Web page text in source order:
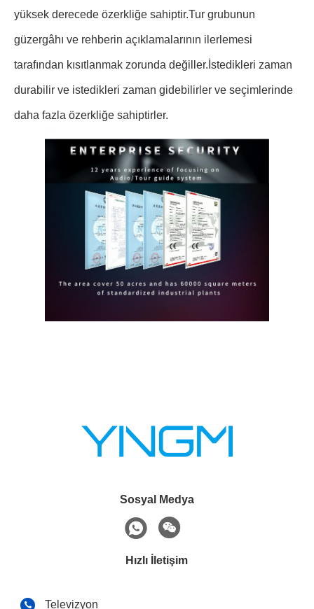
yüksek derecede özerkliğe sahiptir.Tur grubunun
güzergâhı ve rehberin açıklamalarının ilerlemesi
tarafından kısıtlanmak zorunda değiller.İstedikleri zaman
durabilir ve istedikleri zaman gidebilirler ve seçimlerinde
daha fazla özerkliğe sahiptirler.
Sosyal Medya
Hızlı İletişim
Televizyon